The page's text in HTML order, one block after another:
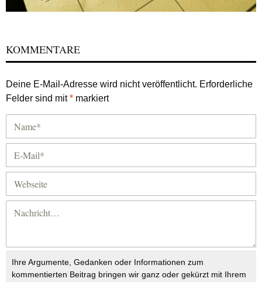
KOMMENTARE
Deine E-Mail-Adresse wird nicht veröffentlicht. Erforderliche
Felder sind mit* markiert
Ihre Argumente, Gedanken oder Informationen zum
kommentierten Beitrag bringen wir ganz oder gekürzt mit Ihrem